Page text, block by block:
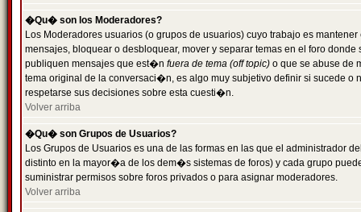
�Qu� son los Moderadores?
Los Moderadores usuarios (o grupos de usuarios) cuyo trabajo es
mensajes, bloquear o desbloquear, mover y separar temas en el foro
publiquen mensajes que est�n fuera de tema (off topic) o que se abuse de
tema original de la conversaci�n, es algo muy subjetivo definir si sucede
respetarse sus decisiones sobre esta cuesti�n.
Volver arriba
�Qu� son Grupos de Usuarios?
Los Grupos de Usuarios es una de las formas en las que el administrador
distinto en la mayor�a de los dem�s sistemas de foros) y cada grupo
suministrar permisos sobre foros privados o para asignar moderadores.
Volver arriba